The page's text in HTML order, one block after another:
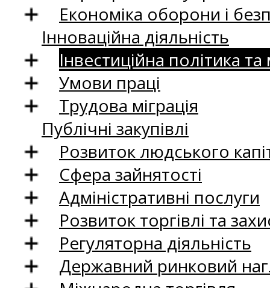
Економіка оборони і
Інноваційна діяльність
Інвестиційна політика
Умови праці
Трудова міграція
Публічні закупівлі
Розвиток людського
Сфера зайнятості
Адміністративні послуги
Розвиток торгівлі та
Регуляторна діяльність
Державний ринковий